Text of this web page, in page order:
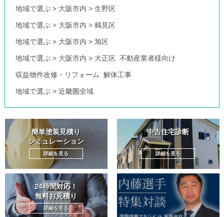
地域で選ぶ > 大阪市内 >生野区
地域で選ぶ > 大阪市内 >鶴見区
地域で選ぶ > 大阪市内 > 旭区
地域で選ぶ > 大阪市内 > 大正区 不動産業者様向け
収益物件改修・リフォーム 解体工事
地域で選ぶ >近畿圏全域
簡単塗装見積り
シミュレーション
詳細を見る
中古住宅診断
詳細を見る
24時間対応！
無料お見積り
詳細を見る